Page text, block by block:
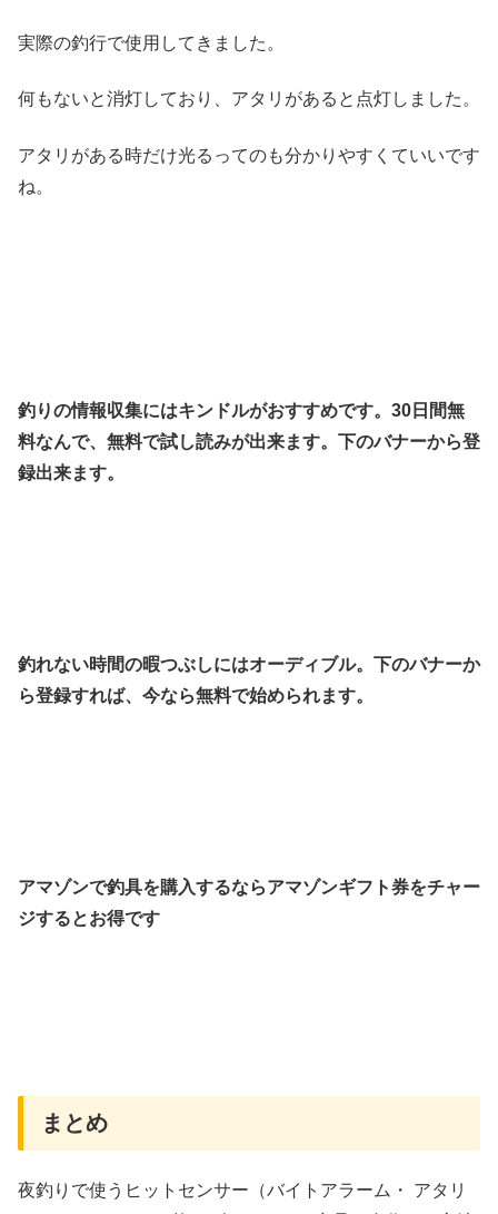
実際の釣行で使用してきました。
何もないと消灯しており、アタリがあると点灯しました。
アタリがある時だけ光るってのも分かりやすくていいです
ね。
釣りの情報収集にはキンドルがおすすめです。30日間無
料なんで、無料で試し読みが出来ます。下のバナーから登
録出来ます。
釣れない時間の暇つぶしにはオーディブル。下のバナーか
ら登録すれば、今なら無料で始められます。
アマゾンで釣具を購入するならアマゾンギフト券をチャー
ジするとお得です
まとめ
夜釣りで使うヒットセンサー（バイトアラーム・ アタリ